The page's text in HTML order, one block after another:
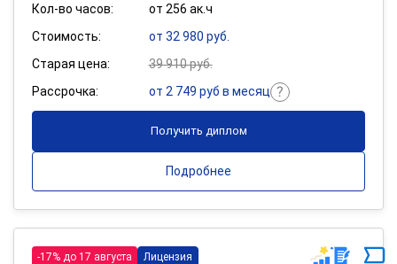
Кол-во часов:
от 256 ак.ч
Стоимость:
от 32 980 руб.
Старая цена:
39 910 руб.
Рассрочка:
от 2 749 руб в месяц
Получить диплом
Подробнее
-17% до 17 августа Лицензия